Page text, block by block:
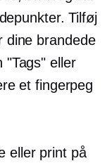
Tilføj
dine brandede
"Tags" eller
et fingerpeg
eller print på